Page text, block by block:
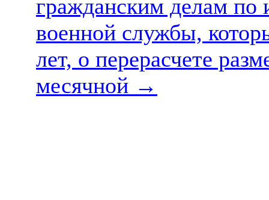
гражданским делам по
военной службы,
лет, о перерасчете
месячной →